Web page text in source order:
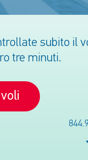
subito il
tre minuti.